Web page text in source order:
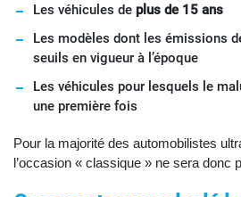
Les véhicules de plus de 15 ans
Les modèles dont les émissions
seuils en vigueur à l’époque
Les véhicules pour lesquels le
une première fois
Pour la majorité des automobilistes
l’occasion « classique » ne sera donc